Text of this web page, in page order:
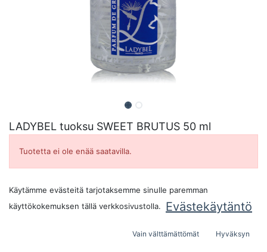
LADYBEL tuoksu SWEET BRUTUS 50 ml
Tuotetta ei ole enää saatavilla.
Käytämme evästeitä tarjotaksemme sinulle paremman
käyttökokemuksen tällä verkkosivustolla.
Evästekäytäntö
Vain välttämättömät Hyväksyn